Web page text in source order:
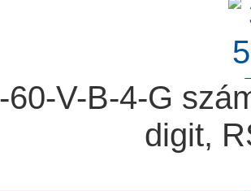
60-V-B-4-G
digit,